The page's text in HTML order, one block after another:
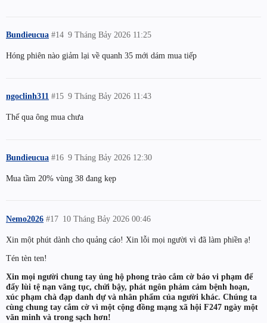
Bundieucua 9 Tháng Bảy 2026 11:25
#14
Hóng phiên nào giảm lại về quanh 35 mới dám mua tiếp
ngoclinh311 9 Tháng Bảy 2026 11:43
#15
Thế qua ông mua chưa
Bundieucua 9 Tháng Bảy 2026 12:30
#16
Mua tầm 20% vùng 38 đang kẹp
Nemo2026 10 Tháng Bảy 2026 00:46
#17
Xin một phút dành cho quảng cáo! Xin lỗi mọi người vì đã làm phiền ạ!
Tén tèn ten!
Xin mọi người chung tay ủng hộ phong trào cắm cờ báo vi phạm để
đẩy lùi tệ nạn văng tục, chửi bậy, phát ngôn phảm cảm bệnh hoạn,
xúc phạm chà đạp danh dự và nhân phẩm của người khác. Chúng ta
cùng chung tay cắm cờ vì một cộng đồng mạng xã hội F247 ngày một
văn minh và trong sạch hơn!